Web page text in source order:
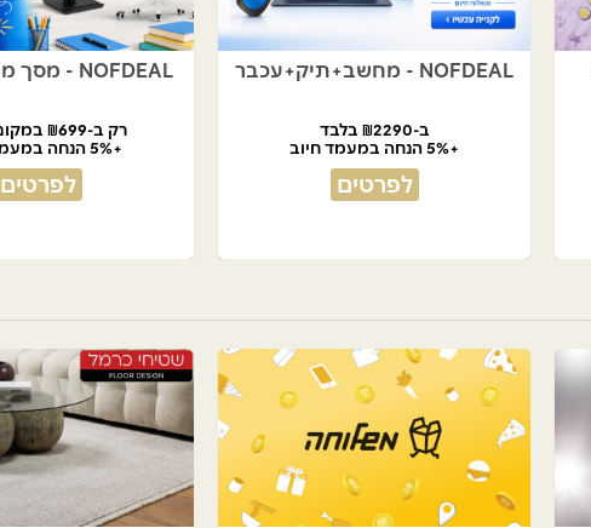
NOFDEAL - מסך מחשב+כיסא
רק ב-₪699 במקום ₪989
+5% הנחה במעמד חיוב
לפרטים
NOFDEAL - מחשב+תיק+עכבר
ב-₪2290 בלבד
+5% הנחה במעמד חיוב
לפרטים